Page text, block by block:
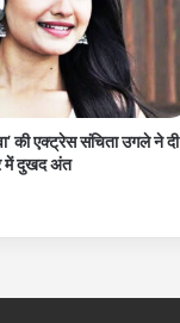
की एक्ट्रेस संचिता उगले ने दी
में दुखद अंत